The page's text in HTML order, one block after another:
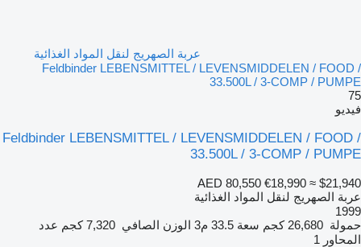
عربة الصهريج لنقل المواد الغذائية
Feldbinder LEBENSMITTEL / LEVENSMIDDELEN / FOOD /
33.500L / 3-COMP / PUMPE
75
فيديو
Feldbinder LEBENSMITTEL / LEVENSMIDDELEN / FOOD /
33.500L / 3-COMP / PUMPE
AED 80,550 €18,990 ≈ $21,940
عربة الصهريج لنقل المواد الغذائية
1999
حمولة 26,680 كجم سعة 33.5 م3 الوزن الصافي 7,320 كجم
عدد
المحاور 1